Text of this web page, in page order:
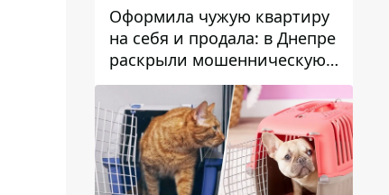
Оформила чужую квартиру
на себя и продала: в Днепре
раскрыли мошенническую
схему с недвижимостью